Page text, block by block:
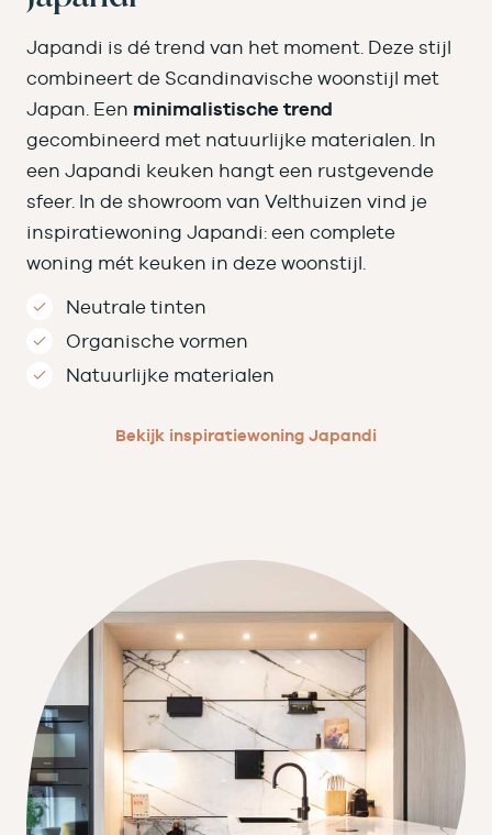
Japandi is dé trend van het moment. Deze stijl
combineert de Scandinavische woonstijl met
Japan. Een minimalistische trend
gecombineerd met natuurlijke materialen. In
een Japandi keuken hangt een rustgevende
sfeer. In de showroom van Velthuizen vind je
inspiratiewoning Japandi: een complete
woning mét keuken in deze woonstijl.
Neutrale tinten
Organische vormen
Natuurlijke materialen
Bekijk inspiratiewoning Japandi